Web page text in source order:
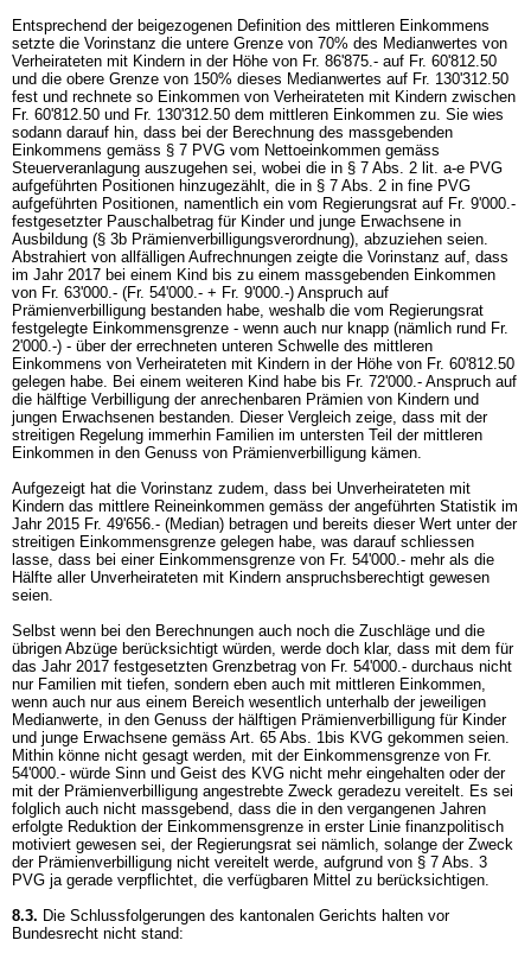
Entsprechend der beigezogenen Definition des mittleren Einkommens
setzte die Vorinstanz die untere Grenze von 70% des Medianwertes von
Verheirateten mit Kindern in der Höhe von Fr. 86'875.- auf Fr. 60'812.50
und die obere Grenze von 150% dieses Medianwertes auf Fr. 130'312.50
fest und rechnete so Einkommen von Verheirateten mit Kindern zwischen
Fr. 60'812.50 und Fr. 130'312.50 dem mittleren Einkommen zu. Sie wies
sodann darauf hin, dass bei der Berechnung des massgebenden
Einkommens gemäss § 7 PVG vom Nettoeinkommen gemäss
Steuerveranlagung auszugehen sei, wobei die in § 7 Abs. 2 lit. a-e PVG
aufgeführten Positionen hinzugezählt, die in § 7 Abs. 2 in fine PVG
aufgeführten Positionen, namentlich ein vom Regierungsrat auf Fr. 9'000.-
festgesetzter Pauschalbetrag für Kinder und junge Erwachsene in
Ausbildung (§ 3b Prämienverbilligungsverordnung), abzuziehen seien.
Abstrahiert von allfälligen Aufrechnungen zeigte die Vorinstanz auf, dass
im Jahr 2017 bei einem Kind bis zu einem massgebenden Einkommen
von Fr. 63'000.- (Fr. 54'000.- + Fr. 9'000.-) Anspruch auf
Prämienverbilligung bestanden habe, weshalb die vom Regierungsrat
festgelegte Einkommensgrenze - wenn auch nur knapp (nämlich rund Fr.
2'000.-) - über der errechneten unteren Schwelle des mittleren
Einkommens von Verheirateten mit Kindern in der Höhe von Fr. 60'812.50
gelegen habe. Bei einem weiteren Kind habe bis Fr. 72'000.- Anspruch auf
die hälftige Verbilligung der anrechenbaren Prämien von Kindern und
jungen Erwachsenen bestanden. Dieser Vergleich zeige, dass mit der
streitigen Regelung immerhin Familien im untersten Teil der mittleren
Einkommen in den Genuss von Prämienverbilligung kämen.
Aufgezeigt hat die Vorinstanz zudem, dass bei Unverheirateten mit
Kindern das mittlere Reineinkommen gemäss der angeführten Statistik im
Jahr 2015 Fr. 49'656.- (Median) betragen und bereits dieser Wert unter der
streitigen Einkommensgrenze gelegen habe, was darauf schliessen
lasse, dass bei einer Einkommensgrenze von Fr. 54'000.- mehr als die
Hälfte aller Unverheirateten mit Kindern anspruchsberechtigt gewesen
seien.
Selbst wenn bei den Berechnungen auch noch die Zuschläge und die
übrigen Abzüge berücksichtigt würden, werde doch klar, dass mit dem für
das Jahr 2017 festgesetzten Grenzbetrag von Fr. 54'000.- durchaus nicht
nur Familien mit tiefen, sondern eben auch mit mittleren Einkommen,
wenn auch nur aus einem Bereich wesentlich unterhalb der jeweiligen
Medianwerte, in den Genuss der hälftigen Prämienverbilligung für Kinder
und junge Erwachsene gemäss Art. 65 Abs. 1bis KVG gekommen seien.
Mithin könne nicht gesagt werden, mit der Einkommensgrenze von Fr.
54'000.- würde Sinn und Geist des KVG nicht mehr eingehalten oder der
mit der Prämienverbilligung angestrebte Zweck geradezu vereitelt. Es sei
folglich auch nicht massgebend, dass die in den vergangenen Jahren
erfolgte Reduktion der Einkommensgrenze in erster Linie finanzpolitisch
motiviert gewesen sei, der Regierungsrat sei nämlich, solange der Zweck
der Prämienverbilligung nicht vereitelt werde, aufgrund von § 7 Abs. 3
PVG ja gerade verpflichtet, die verfügbaren Mittel zu berücksichtigen.
8.3. Die Schlussfolgerungen des kantonalen Gerichts halten vor
Bundesrecht nicht stand: